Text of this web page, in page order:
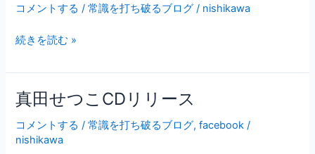
ま
た
歌
す。
コメントする /常識を打ち破るブログ / nishikawa
ナ
超
し
て
る
と
思
続きを読む »
真田せつこCDリリース
コメントする /常識を打ち破るブログ,facebook /
nishikawa
真
せ
つ